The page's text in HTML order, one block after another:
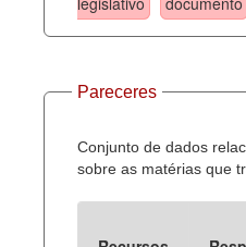
Pareceres
Conjunto de dados
sobre as matérias que